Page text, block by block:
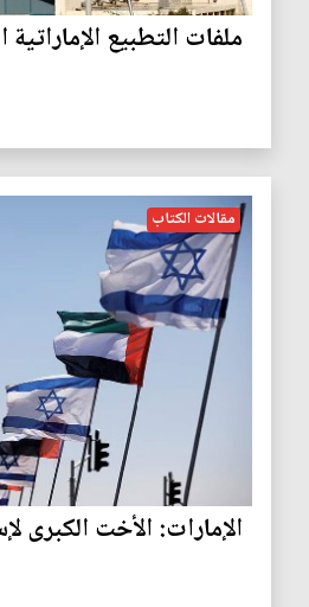
ملفات التطبيع
مقالات الكتاب
الإمارات: الأخت الكبرى